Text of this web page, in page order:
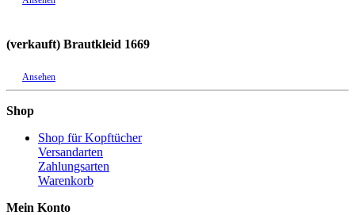
(verkauft) Brautkleid 1669
Ansehen
Shop
Shop für Kopftücher
Versandarten
Zahlungsarten
Warenkorb
Mein Konto